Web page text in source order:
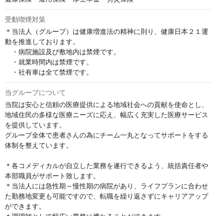
受動喫煙対策
＊当法人（グループ）は健康増進法の精神に則り、健康日本２１運
動を推進しております。
・病院施設及び敷地内は禁煙です。
・就業時間内は禁煙です。
・社有車は全て禁煙です。
当グループについて
当院は安心と信頼の医療提供による地域社会への貢献を使命とし、
地域住民の多様な医療ニーズに応え、幅広く充実した医療サービス
を提供しています。
グループ全体で患者さんの為にチーム一丸となってサポートをする
体制を整えています。
＊各コメディカルが自立した業務を遂行できるよう、統括責任者や
本部職員がサポート致します。
＊当法人には急性期～慢性期の病院があり、ライフプランに合わせ
た勤務地変更も可能ですので、転職を繰り返さずにキャリアアップ
ができます。